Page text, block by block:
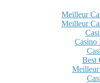
Meilleur
Meilleur
Casino
Best